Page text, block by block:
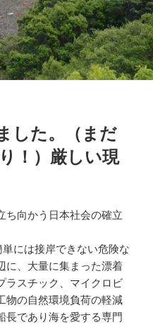
した。（まだ
！）厳しい現
ち向かう日本社会の確立
には接岸できない危険な
に、大量に集まった漂着
ラスチック、マイクロビ
物の自然環境負荷の軽減
長であり海を愛する専門